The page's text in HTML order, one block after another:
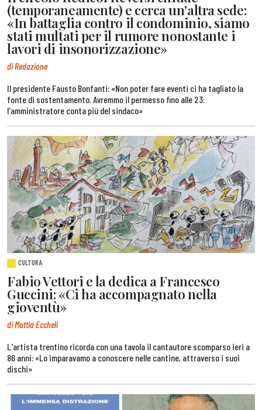
(temporaneamente) e cerca un'altra sede:
«In battaglia contro il condominio, siamo
stati multati per il rumore nonostante i
lavori di insonorizzazione»
di Redazione
Il presidente Fausto Bonfanti: «Non poter fare eventi ci ha tagliato la
fonte di sostentamento. Avremmo il permesso fino alle 23:
l'amministratore conta più del sindaco»
CULTURA
Fabio Vettori e la dedica a Francesco
Guccini: «Ci ha accompagnato nella
gioventù»
di Mattia Eccheli
L'artista trentino ricorda con una tavola il cantautore scomparso ieri a
86 anni: «Lo imparavamo a conoscere nelle cantine, attraverso i suoi
dischi»